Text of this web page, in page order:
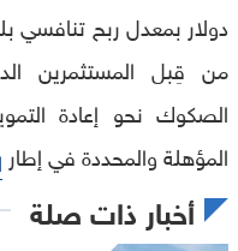
من قِبل المستثمرين
الصكوك نحو إعادة
المؤهلة والمحددة في إطار
أخبار ذات صلة